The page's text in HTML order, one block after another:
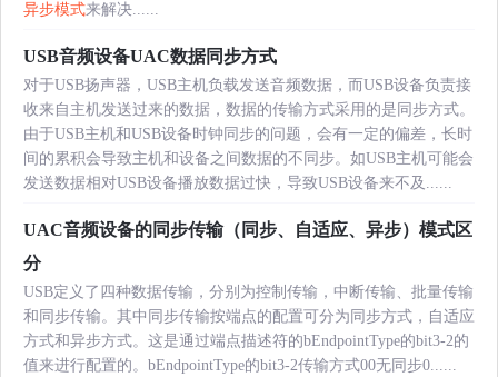
异步模式来解决......
USB音频设备UAC数据同步方式
对于USB扬声器，USB主机负载发送音频数据，而USB设备负责接
收来自主机发送过来的数据，数据的传输方式采用的是同步方式。
由于USB主机和USB设备时钟同步的问题，会有一定的偏差，长时
间的累积会导致主机和设备之间数据的不同步。如USB主机可能会
发送数据相对USB设备播放数据过快，导致USB设备来不及......
UAC音频设备的同步传输（同步、自适应、异步）模式区
分
USB定义了四种数据传输，分别为控制传输，中断传输、批量传输
和同步传输。其中同步传输按端点的配置可分为同步方式，自适应
方式和异步方式。这是通过端点描述符的bEndpointType的bit3-2的
值来进行配置的。bEndpointType的bit3-2传输方式00无同步0......